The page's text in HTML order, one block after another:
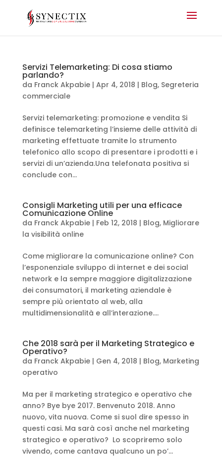
Servizi Telemarketing: Di cosa stiamo
parlando?
da Franck Akpabie| Apr 4, 2018 | Blog, Segreteria
commerciale
Servizi telemarketing: promozione e vendita Si
definisce telemarketing l’insieme delle attività di
marketing effettuate tramite lo strumento
telefonico allo scopo di presentare i prodotti e i
servizi di un’azienda.Una telefonata positiva si
conclude con...
Consigli Marketing utili per una efficace
Comunicazione Online
da Franck Akpabie| Feb 12, 2018 | Blog, Migliorare
la visibilità online
Come migliorare la comunicazione online? Con
l’esponenziale sviluppo di internet e dei social
network e la sempre maggiore digitalizzazione
dei consumatori, il marketing aziendale è
sempre più orientato al web, alla
multidimensionalità e all’interazione....
Che 2018 sarà per il Marketing Strategico e
Operativo?
da Franck Akpabie| Gen 4, 2018 | Blog, Marketing
operativo
Ma per il marketing strategico e operativo che
anno? Bye bye 2017. Benvenuto 2018. Anno
nuovo, vita nuova. Come si suol dire spesso in
questi casi. Ma sarà così anche nel marketing
strategico e operativo? Lo scopriremo solo
vivendo, come cantava qualcuno un po’...